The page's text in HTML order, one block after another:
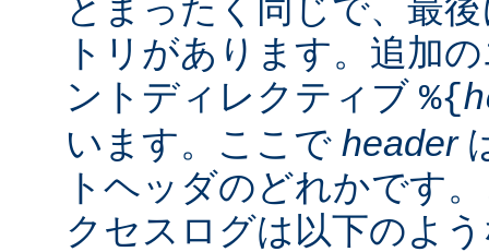
とまったく同じで、最
トリがあります。追加
ントディレクティブ %{
います。ここで header
トヘッダのどれかです
クセスログは以下のよ